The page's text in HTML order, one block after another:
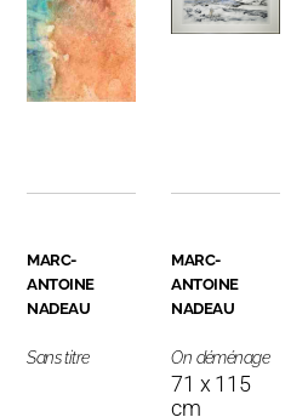
MARC-
ANTOINE
NADEAU
Sans titre
MARC-
ANTOINE
NADEAU
On déménage
71 x 115
cm